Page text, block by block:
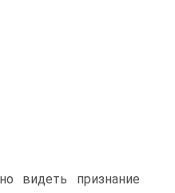
видеть признание